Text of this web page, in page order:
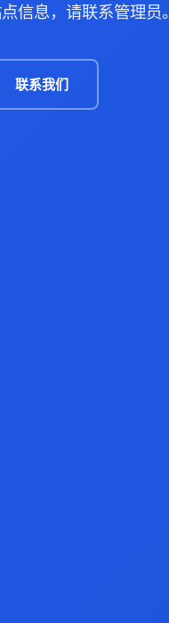
信息，请联系管理员。
联系我们